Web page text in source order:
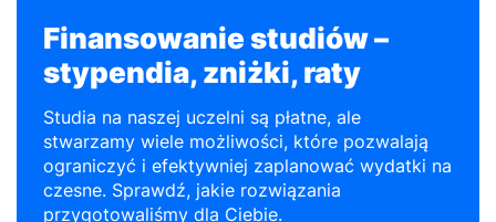
Finansowanie studiów –
stypendia, zniżki, raty
Studia na naszej uczelni są płatne, ale
stwarzamy wiele możliwości, które pozwalają
ograniczyć i efektywniej zaplanować wydatki na
czesne. Sprawdź, jakie rozwiązania
przygotowaliśmy dla Ciebie.